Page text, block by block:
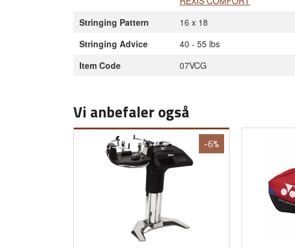
Stringing Pattern
16 x 18
Stringing Advice
40 - 55 lbs
Item Code
07VCG
Vi anbefaler også
-6%